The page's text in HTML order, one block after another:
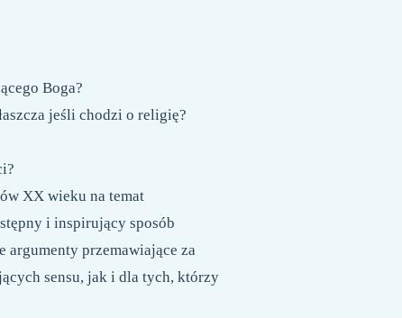
Boga?
jeśli chodzi o religię?
XX wieku na temat
i inspirujący sposób
przemawiające za
sensu, jak i dla tych, którzy